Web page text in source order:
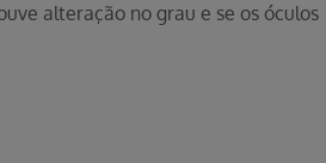
alteração no grau e se os óculos